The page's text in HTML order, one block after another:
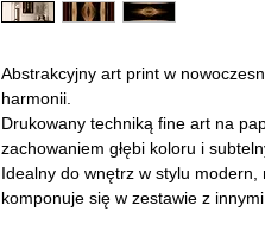
Abstrakcyjny art print w
harmonii.
Drukowany techniką fine art na
zachowaniem głębi koloru i
Idealny do wnętrz w stylu modern,
komponuje się w zestawie z